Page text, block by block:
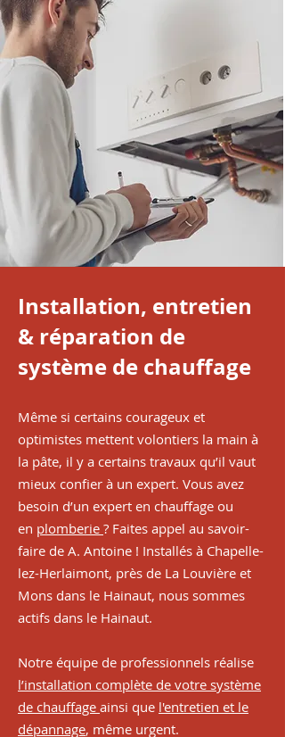
Installation, entretien
& réparation de
système de chauffage
Même si certains courageux et
optimistes mettent volontiers la main à
la pâte, il y a certains travaux qu’il vaut
mieux confier à un expert. Vous avez
besoin d’un expert en chauffage ou
en plomberie ? Faites appel au savoir-
faire de A. Antoine ! Installés à Chapelle-
lez-Herlaimont, près de La Louvière et
Mons dans le Hainaut, nous sommes
actifs dans le Hainaut.
Notre équipe de professionnels réalise
l’installation complète de votre système
de chauffage ainsi que l'entretien et le
dépannage, même urgent.